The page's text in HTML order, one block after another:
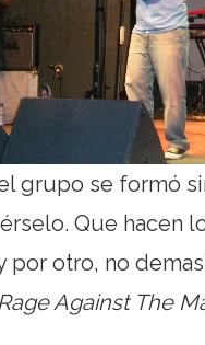
grupo se formó
Que hacen
por otro, no
Rage Against The